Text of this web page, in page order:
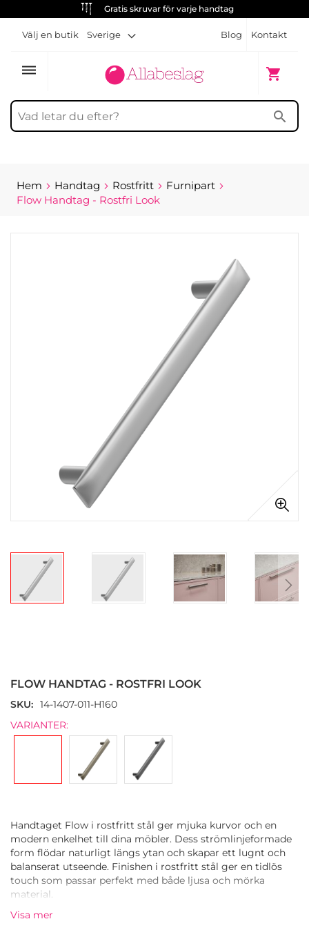
Gratis skruvar för varje handtag
Blog Kontakt
Välj en butik Sverige
dehaze shopping_cart
Min
search
Hem Handtag Rostfritt
Furnipart
Flow Handtag - Rostfri Look
av
bildgalleriet
FLOW HANDTAG - ROSTFRI LOOK
SKU
14-1407-011-H160
VARIANTER:
Handtaget Flow i rostfritt stål ger mjuka kurvor och en
modern enkelhet till dina möbler. Dess strömlinjeformade
form flödar naturligt längs ytan och skapar ett lugnt och
balanserat utseende. Finishen i rostfritt stål ger en tidlös
touch som passar perfekt med både ljusa och mörka
material.
Handtaget är tillverkat av en zinklegering och kombinerar
Visa mer